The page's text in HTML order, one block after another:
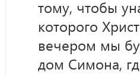
тому, чтобы
которого
вечером мы
дом Симона,